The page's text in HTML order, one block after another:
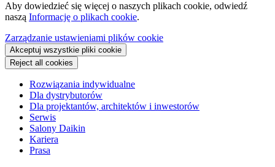
Aby dowiedzieć się więcej o naszych plikach cookie, odwiedź
naszą Informację o plikach cookie.
Zarządzanie ustawieniami plików cookie
Akceptuj wszystkie pliki cookie
Reject all cookies
Rozwiązania indywidualne
Dla dystrybutorów
Dla projektantów, architektów i inwestorów
Serwis
Salony Daikin
Kariera
Prasa